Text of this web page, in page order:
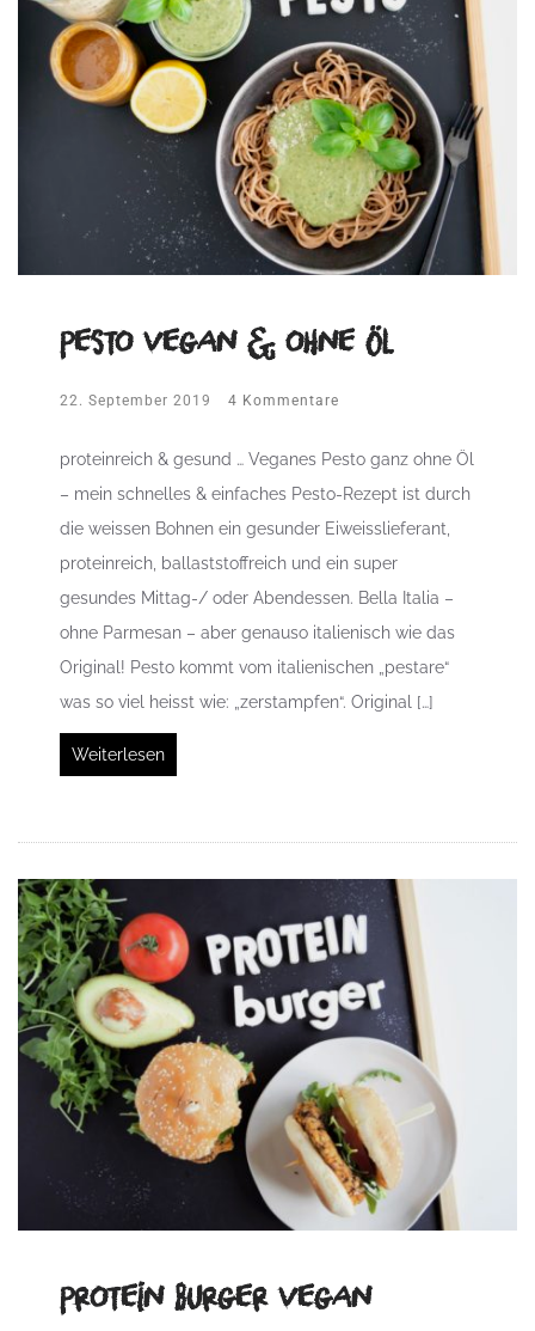
Pesto vegan & ohne Öl
22. September 2019 4 Kommentare
proteinreich & gesund … Veganes Pesto ganz ohne Öl
– mein schnelles & einfaches Pesto-Rezept ist durch
die weissen Bohnen ein gesunder Eiweisslieferant,
proteinreich, ballaststoffreich und ein super
gesundes Mittag-/ oder Abendessen. Bella Italia –
ohne Parmesan – aber genauso italienisch wie das
Original! Pesto kommt vom italienischen „pestare“
was so viel heisst wie: „zerstampfen“. Original […]
Weiterlesen
Protein Burger vegan